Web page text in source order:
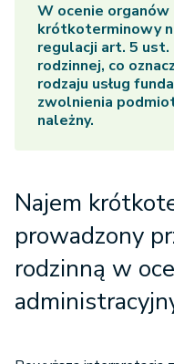
W ocenie
krótkoterminowy
regulacji art. 5
rodzinnej, co
rodzaju usług
zwolnienia
należny.
Najem
prowadzony
rodzinną w